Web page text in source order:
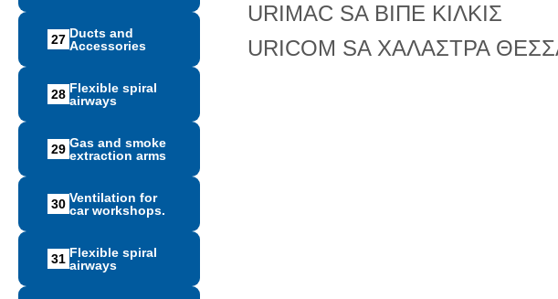
27 Ducts and
Accessories
28 Flexible spiral
airways
29 Gas and smoke
extraction arms
30 Ventilation for
car workshops.
31 Flexible spiral
airways
URIMAC SA ΒΙΠΕ ΚΙΛΚΙΣ
URICOM SA ΧΑΛΑΣΤΡΑ